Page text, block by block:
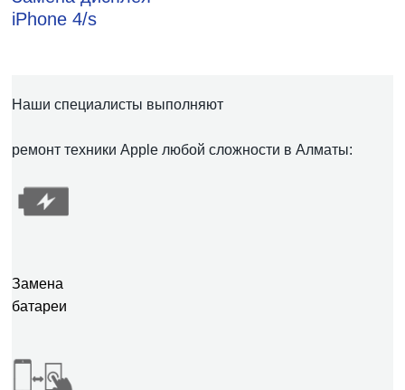
iPhone 4/s
Наши специалисты выполняют
ремонт техники Apple любой сложности в Алматы:
Замена
батареи